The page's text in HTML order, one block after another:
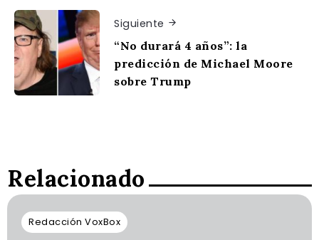
Siguiente
“No durará 4 años”: la
predicción de Michael Moore
sobre Trump
Relacionado
Redacción VoxBox